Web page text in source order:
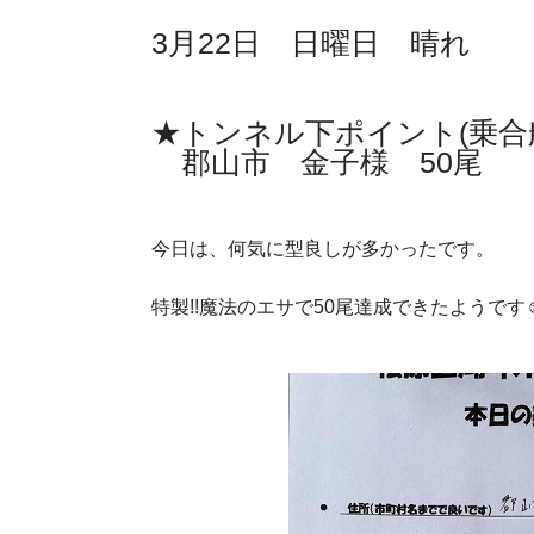
3月22日 日曜日 晴れ
★トンネル下ポイント(乗合
郡山市 金子様 50尾
今日は、何気に型良しが多かったです。
特製!!魔法のエサで50尾達成できたようで